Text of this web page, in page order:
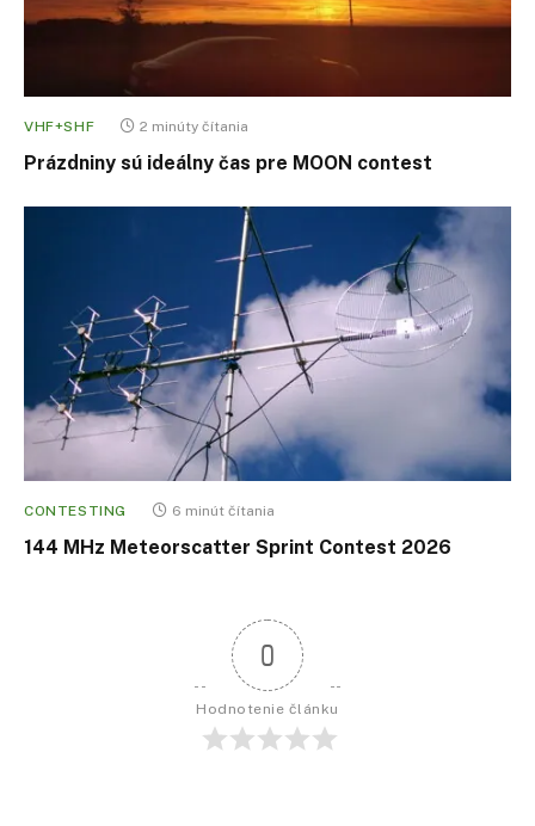
VHF+SHF 2 minúty čítania
Prázdniny sú ideálny čas pre MOON contest
CONTESTING 6 minút čítania
144 MHz Meteorscatter Sprint Contest 2026
0
Hodnotenie článku